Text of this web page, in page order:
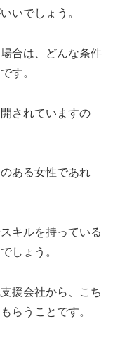
いでしょう。
合は、どんな条件
す。
されていますの
ある女性であれ
キルを持っている
しょう。
援会社から、こち
らうことです。